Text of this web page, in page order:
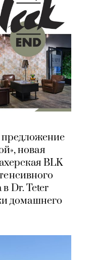
новая
BLK
Dr. Teter
домашнего